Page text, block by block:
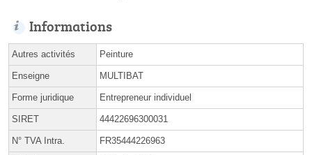
Informations
Autres activités Peinture
Enseigne MULTIBAT
Forme juridique Entrepreneur individuel
SIRET 44422696300031
N° TVA Intra. FR35444226963